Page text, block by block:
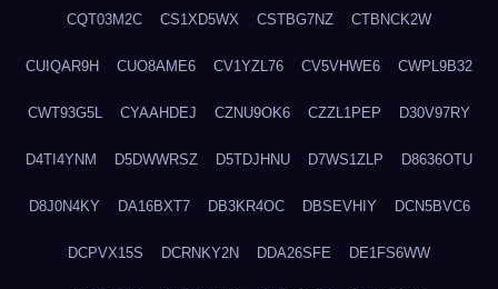
CQT03M2C CS1XD5WX CSTBG7NZ CTBNCK2W
CUIQAR9H CUO8AME6 CV1YZL76 CV5VHWE6 CWPL9B32
CWT93G5L CYAAHDEJ CZNU9OK6 CZZL1PEP D30V97RY
D4TI4YNM D5DWWRSZ D5TDJHNU D7WS1ZLP D8636OTU
D8J0N4KY DA16BXT7 DB3KR4OC DBSEVHIY DCN5BVC6
DCPVX15S DCRNKY2N DDA26SFE DE1FS6WW